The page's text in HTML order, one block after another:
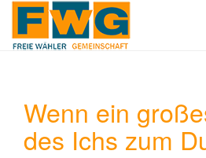
Wenn ein
des Ichs zum